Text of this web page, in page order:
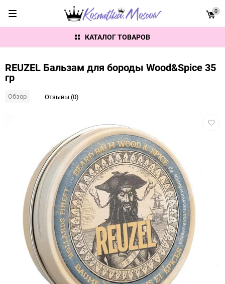
КАТАЛОГ ТОВАРОВ
0
REUZEL Бальзам для бороды Wood&Spice 35
гр
Обзор Отзывы (0)